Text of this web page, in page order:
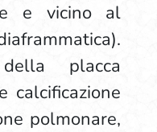
e vicino al
placca
calcificazione
polmonare,